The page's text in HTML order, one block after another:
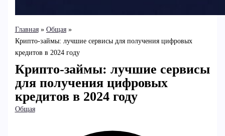
Главная
Общая
Крипто-займы: лучшие сервисы для получения цифровых
кредитов в 2024 году
Крипто-займы: лучшие сервисы
для получения цифровых
кредитов в 2024 году
Общая